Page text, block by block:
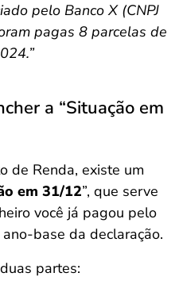
pelo Banco X (CNPJ
pagas 8 parcelas de
a “Situação em
de Renda, existe um
em 31/12”, que serve
você já pagou pelo
base da declaração.
partes: